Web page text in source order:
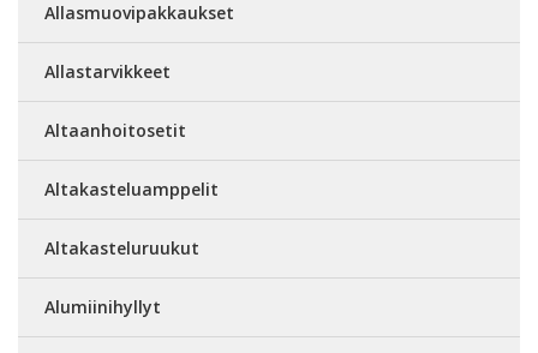
Allasmuovipakkaukset
Allastarvikkeet
Altaanhoitosetit
Altakasteluamppelit
Altakasteluruukut
Alumiinihyllyt